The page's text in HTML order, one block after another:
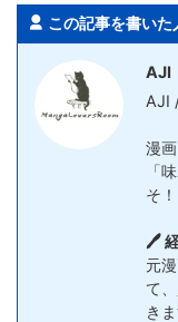
この記事を書いた
AJI
AJI
漫
「
そ！
🖊️
元
て
きま